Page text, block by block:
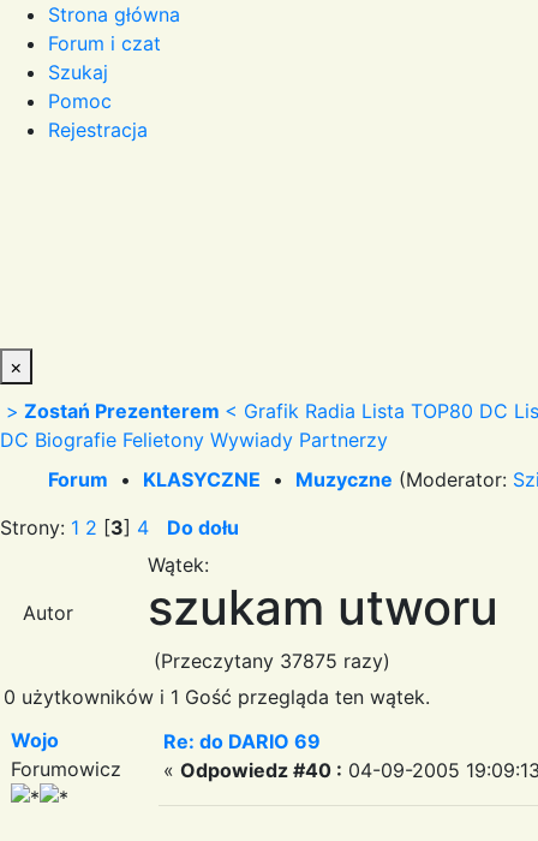
Strona główna
Forum i czat
Szukaj
Pomoc
Rejestracja
×
> Zostań Prezenterem < Grafik Radia Lista TOP80 DC
DC Biografie Felietony Wywiady Partnerzy
Forum • KLASYCZNE • Muzyczne (Moderator:
Strony: 1 2 [3] 4 Do dołu
Autor
Wątek:
szukam utworu
(Przeczytany 37875 razy)
0 użytkowników i 1 Gość przegląda ten wątek.
Wojo
Forumowicz
Re: do DARIO 69
« Odpowiedz #40 : 04-09-2005